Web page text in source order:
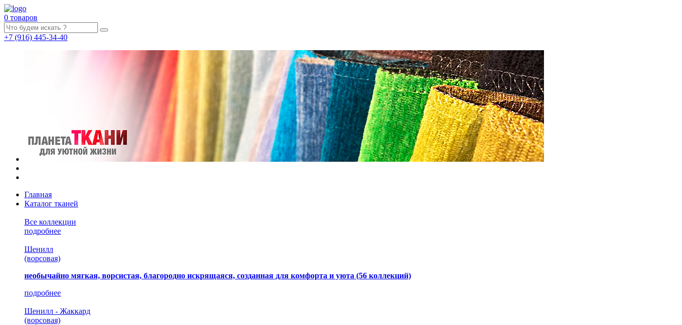
0 товаров
+7 (916) 445-34-40
Главная
Каталог тканей
Все коллекции
подробнее
Шенилл
(ворсовая)
необычайно мягкая, ворсистая, благородно искрящаяся, созданная для комфорта и уюта (56 коллекций)
подробнее
Шенилл - Жаккард
(ворсовая)